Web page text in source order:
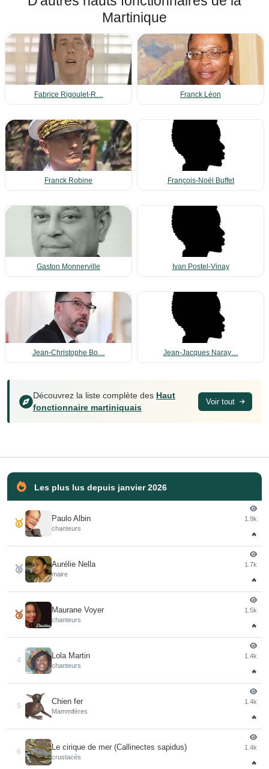
Martinique
Fabrice Rigoulet-R… Franck Léon
Franck Robine François-Noël Buffet
Gaston Monnerville Ivan Postel-Vinay
Jean-Christophe Bo… Jean-Jacques Naray…
Découvrez la liste complète des Haut
fonctionnaire martiniquais
Voir tout
Les plus lus depuis janvier 2026
🥇 Paulo Albin
chanteurs
1.9k
🔥
🥈 Aurélie Nella
maire
1.7k
🔥
🥉 Maurane Voyer
chanteurs
1.5k
🔥
4
Lola Martin
chanteurs
1.4k
🔥
5
Chien fer
Mammifères
1.4k
🔥
6
Le cirique de mer (Callinectes sapidus)
crustacés
1.4k
🔥